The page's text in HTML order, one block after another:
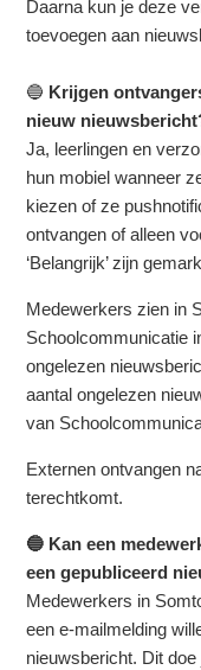
Daarna kun je deze
toevoegen aan
🔵 Krijgen
nieuw
Ja, leerlingen en
hun mobiel wanneer
kiezen of ze
ontvangen of alleen
‘Belangrijk’ zijn
Medewerkers zien in
Schoolcommunicatie
ongelezen
aantal ongelezen
van
Externen ontvangen
terechtkomt.
🔵 Kan een
een gepubliceerd
Medewerkers in
een e-mailmelding
nieuwsbericht. Dit